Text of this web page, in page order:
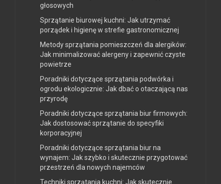
głosowych
Sprzątanie biurowej kuchni: Jak utrzymać
porządek i higienę w strefie gastronomicznej
Metody sprzątania pomieszczeń dla alergików:
Jak minimalizować alergeny i zapewnić czyste
powietrze
Poradniki dotyczące sprzątania podwórka i
ogrodu ekologicznie: Jak dbać o otaczającą nas
przyrodę
Poradniki dotyczące sprzątania biur firmowych:
Jak dostosować sprzątanie do specyfiki
korporacyjnej
Poradniki dotyczące sprzątania biur na
wynajem: Jak szybko i skutecznie przygotować
przestrzeń dla nowych najemców
Techniki sprzątania kuchni: Jak skutecznie